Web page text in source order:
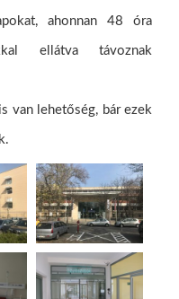
ahonnan 48 óra
ellátva távoznak
van lehetőség, bár ezek